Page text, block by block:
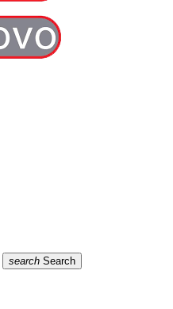
search Search